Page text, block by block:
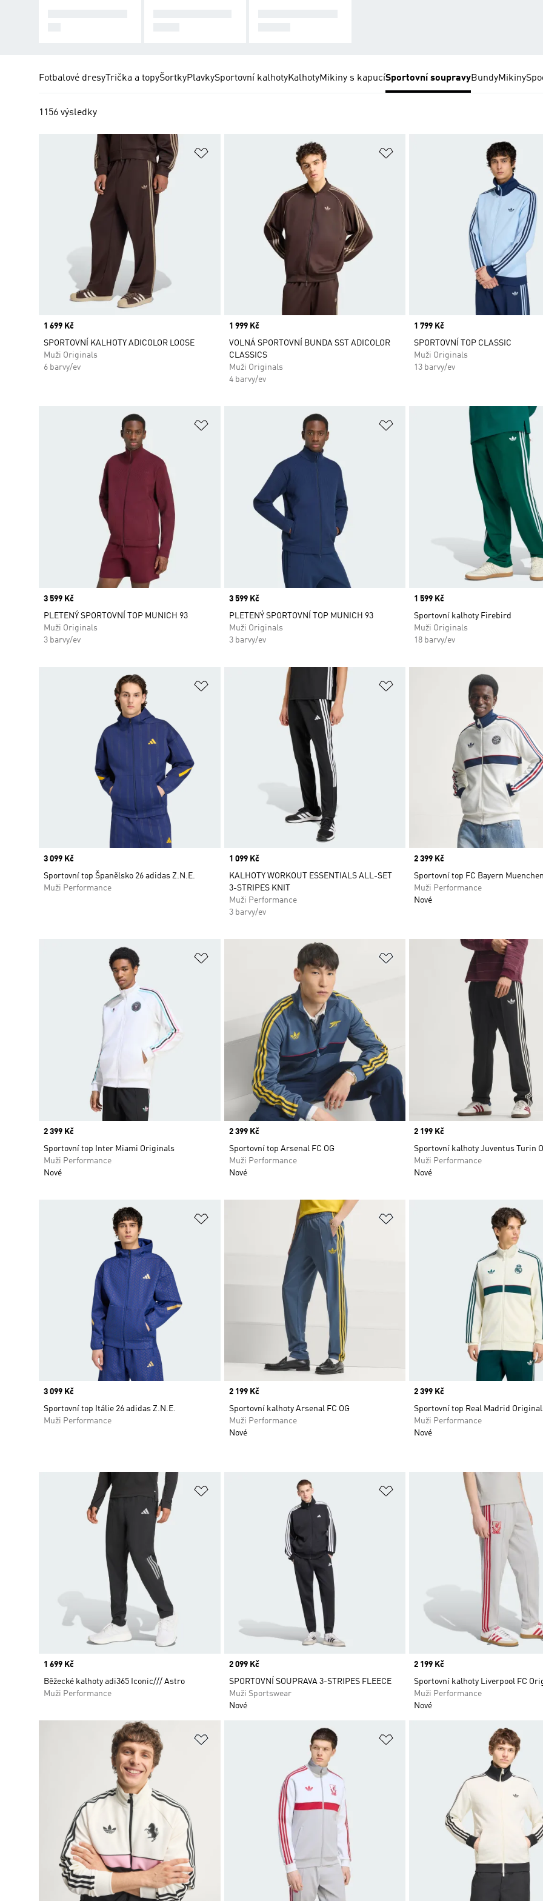
Fotbalové dresyTrička a topyŠortkyPlavkySportovní kalhotyKalhotyMikiny s kapucíSportovní soupravyBundyMikiny
1156 výsledky
Přidat do seznamu přání
Price
1 699 Kč
SPORTOVNÍ KALHOTY ADICOLOR LOOSE
Muži Originals
6 barvy/ev
Přidat do seznamu přání
Price
1 999 Kč
VOLNÁ SPORTOVNÍ BUNDA SST ADICOLOR
CLASSICS
Muži Originals
4 barvy/ev
Price
1 799 Kč
SPORTOVNÍ TOP CLASSIC
Muži Originals
13 barvy/ev
Přidat do seznamu přání
Price
3 599 Kč
PLETENÝ SPORTOVNÍ TOP MUNICH 93
Muži Originals
3 barvy/ev
Přidat do seznamu přání
Price
3 599 Kč
PLETENÝ SPORTOVNÍ TOP MUNICH 93
Muži Originals
3 barvy/ev
Price
1 599 Kč
Sportovní kalhoty Firebird
Muži Originals
18 barvy/ev
Přidat do seznamu přání
Price
3 099 Kč
Sportovní top Španělsko 26 adidas Z.N.E.
Muži Performance
Přidat do seznamu přání
Price
1 099 Kč
KALHOTY WORKOUT ESSENTIALS ALL-SET
3-STRIPES KNIT
Muži Performance
3 barvy/ev
Price
2 399 Kč
Sportovní top FC Bayern
Muži Performance
Nové
Přidat do seznamu přání
Price
2 399 Kč
Sportovní top Inter Miami Originals
Muži Performance
Nové
Přidat do seznamu přání
Price
2 399 Kč
Sportovní top Arsenal FC OG
Muži Performance
Nové
Price
2 199 Kč
Sportovní kalhoty Juventus Turin
Muži Performance
Nové
Přidat do seznamu přání
Price
3 099 Kč
Sportovní top Itálie 26 adidas Z.N.E.
Muži Performance
Přidat do seznamu přání
Price
2 199 Kč
Sportovní kalhoty Arsenal FC OG
Muži Performance
Nové
Price
2 399 Kč
Sportovní top Real Madrid
Muži Performance
Nové
Přidat do seznamu přání
Price
1 699 Kč
Běžecké kalhoty adi365 Iconic/// Astro
Muži Performance
Přidat do seznamu přání
Price
2 099 Kč
SPORTOVNÍ SOUPRAVA 3-STRIPES FLEECE
Muži Sportswear
Nové
Price
2 199 Kč
Sportovní kalhoty Liverpool FC
Muži Performance
Nové
Přidat do seznamu přání Přidat do seznamu přání